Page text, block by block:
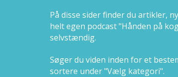
På disse sider finder du artikler,
helt egen podcast "Hånden på
selvstændig.
Søger du viden inden for et
sortere under "Vælg kategori".